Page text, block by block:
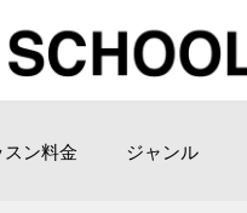
ン料金 ジャンル